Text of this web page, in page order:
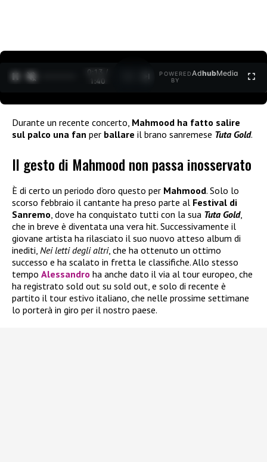
0:15 /
1:40
POWERED
BY
AdhubMedia
Durante un recente concerto, Mahmood ha fatto salire
sul palco una fan per ballare il brano sanremese Tuta Gold.
Il gesto di Mahmood non passa inosservato
È di certo un periodo d’oro questo per Mahmood. Solo lo
scorso febbraio il cantante ha preso parte al Festival di
Sanremo, dove ha conquistato tutti con la sua Tuta Gold,
che in breve è diventata una vera hit. Successivamente il
giovane artista ha rilasciato il suo nuovo atteso album di
inediti, Nei letti degli altri, che ha ottenuto un ottimo
successo e ha scalato in fretta le classifiche. Allo stesso
tempo Alessandro ha anche dato il via al tour europeo, che
ha registrato sold out su sold out, e solo di recente è
partito il tour estivo italiano, che nelle prossime settimane
lo porterà in giro per il nostro paese.